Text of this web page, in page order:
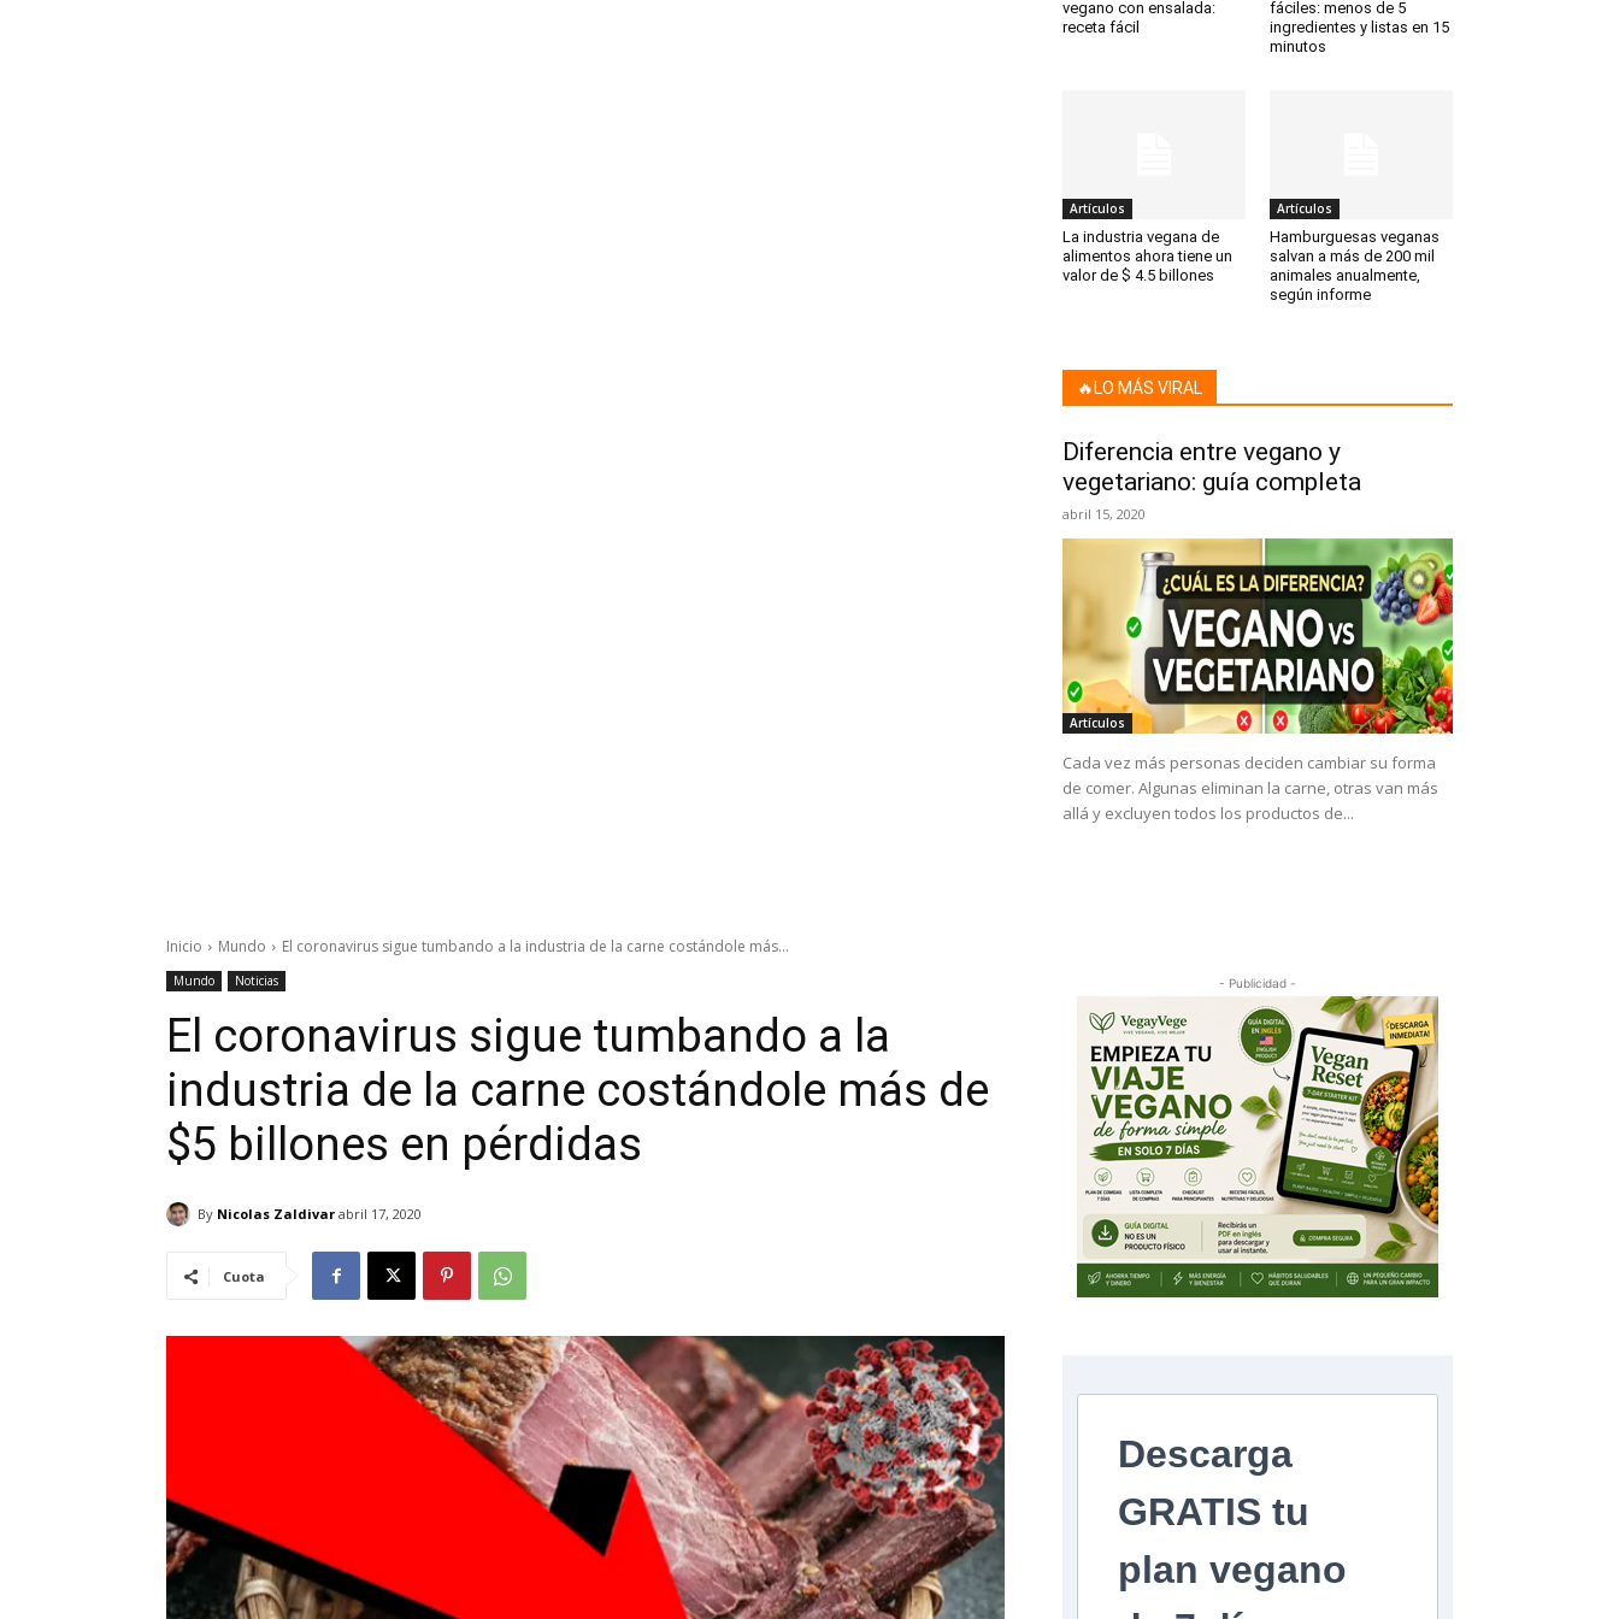
vegano con ensalada:
receta fácil
fáciles: menos de 5
ingredientes y listas en 15
minutos
Artículos
La industria vegana de
alimentos ahora tiene un
valor de $ 4.5 billones
Artículos
Hamburguesas veganas
salvan a más de 200 mil
animales anualmente,
según informe
🔥LO MÁS VIRAL
Diferencia entre vegano y
vegetariano: guía completa
abril 15, 2020
Artículos
Cada vez más personas deciden cambiar su forma
de comer. Algunas eliminan la carne, otras van más
allá y excluyen todos los productos de...